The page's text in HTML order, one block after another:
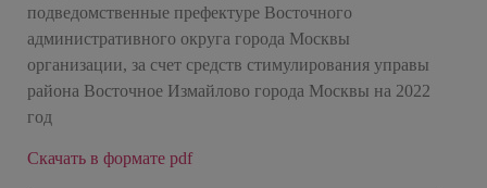
подведомственные префектуре Восточного
административного округа города Москвы
организации, за счет средств стимулирования управы
района Восточное Измайлово города Москвы на 2022
год
Скачать в формате pdf